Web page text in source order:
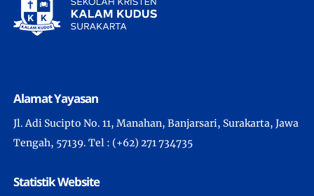
Alamat Yayasan
Jl. Adi Sucipto No. 11, Manahan, Banjarsari, Surakarta, Jawa
Tengah, 57139. Tel : (+62) 271 734735
Statistik Website